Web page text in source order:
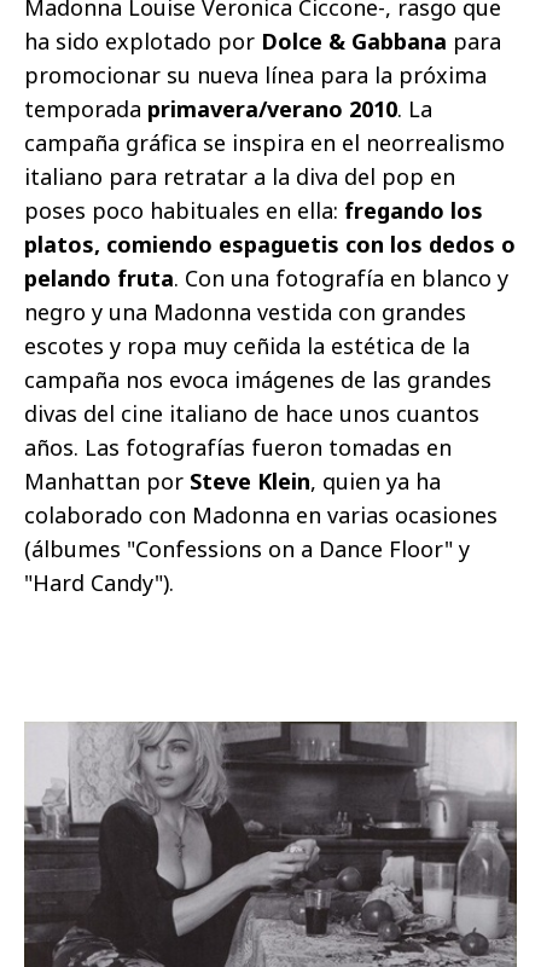
Madonna Louise Veronica Ciccone-, rasgo que
ha sido explotado por Dolce & Gabbana para
promocionar su nueva línea para la próxima
temporada primavera/verano 2010. La
campaña gráfica se inspira en el neorrealismo
italiano para retratar a la diva del pop en
poses poco habituales en ella: fregando los
platos, comiendo espaguetis con los dedos o
pelando fruta. Con una fotografía en blanco y
negro y una Madonna vestida con grandes
escotes y ropa muy ceñida la estética de la
campaña nos evoca imágenes de las grandes
divas del cine italiano de hace unos cuantos
años. Las fotografías fueron tomadas en
Manhattan por Steve Klein, quien ya ha
colaborado con Madonna en varias ocasiones
(álbumes "Confessions on a Dance Floor" y
"Hard Candy").